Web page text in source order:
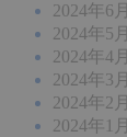
2024年6月
2024年5月
2024年4月
2024年3月
2024年2月
2024年1月